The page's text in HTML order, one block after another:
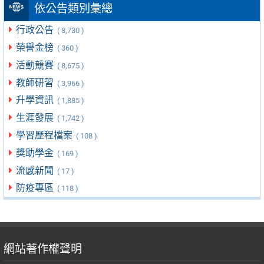
依公告類別彙總
行政公告 ( 8,730 )
榮譽金榜 ( 360 )
活動競賽 ( 8,675 )
教師研習 ( 3,966 )
升學資訊 ( 1,885 )
生涯發展 ( 1,742 )
學習歷程檔案 ( 108 )
獎助學金 ( 169 )
流感新聞 ( 17 )
防疫專區 ( 118 )
網站著作權聲明